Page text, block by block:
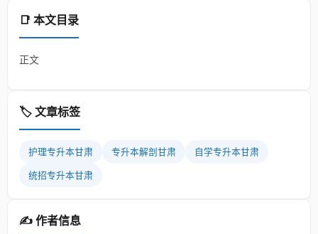
📑 本文目录
正文
🏷️ 文章标签
护理专升本甘肃 专升本解剖甘肃 自学专升本甘肃
统招专升本甘肃
✍️ 作者信息